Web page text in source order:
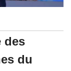
des
du